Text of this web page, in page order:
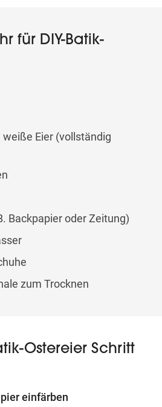
für DIY-Batik-
Eier (vollständig
Backpapier oder Zeitung)
zum Trocknen
Ostereier Schritt
einfärben